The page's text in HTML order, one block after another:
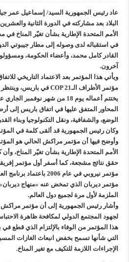
عاد رئيس الجمهورية السيد/ إسماعيل عمر
البلاد بعد مشاركته في الدورة الثانية
الأمم المتحدة الإطارية بشأن تغيّر المناخ
في استقباله لدى وصوله إلى مطار جيبوتي
القادر كامل محمد، وأعضاء الحكومة،
آخرون.
ويأتي هذا المؤتمر بعد الاعتماد التاريخي
يختتم أعماله يوم 18 من شهر
المحاور المتفق عليها في اتفاق باريس إلى
الوضع، والشفافية، ونقل التكنولوجيا وبناء
وكان رئيس الجمهورية قد ألقى كلمة في
وأوضح فيها أن مؤتمر مراكش الحالي هو
الأمم المتحدة الإطارية بشأن تغيّر المناخ،
حقق نتائج مشجعة، كما أسفر أول مؤتمر
مؤتمر نيروبي في عام 2006
مؤتمر ديربان الذي تمخض عنه «منهاج
الملزمة لأول مرة لجميع دول العالم.
وأشار رئيس الجمهورية إلى أن مؤتمر
لجهود المجتمع الدولي لمكافحة ظاهرة
هذا المؤتمر من الوفاء بالإلتزام الذي قطع
التي شأنها تسمح بخفض انبعاث الغازات
الإجراءات اللازمة للتكيف مع تغير المناخ.